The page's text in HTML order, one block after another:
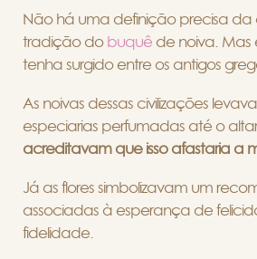
Não há uma definição precisa da
tradição do buquê de noiva. Mas
tenha surgido entre os antigos
As noivas dessas civilizações
especiarias perfumadas até o
acreditavam que isso afastaria a
Já as flores simbolizavam um
associadas à esperança de
fidelidade.